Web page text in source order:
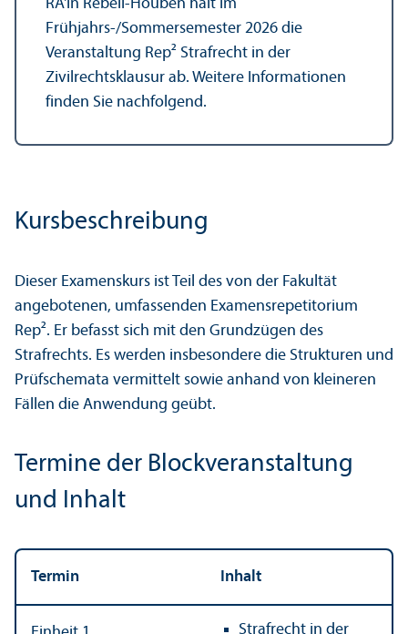
RA'in Rebell-Houben hält im
Frühjahrs-/Sommersemester 2026 die
Veranstaltung Rep² Strafrecht in der
Zivilrechts­klausur ab. Weitere Informationen
finden Sie nachfolgend.
Kursbeschreibung
Dieser Examenskurs ist Teil des von der Fakultät
angebotenen, umfassenden Examensrepetitorium
Rep². Er befasst sich mit den Grundzügen des
Strafrechts. Es werden insbesondere die Strukturen und
Prüfschemata vermittelt sowie anhand von kleineren
Fällen die Anwendung geübt.
Termine der Block­veranstaltung
und Inhalt
Termin Inhalt
Strafrecht in der